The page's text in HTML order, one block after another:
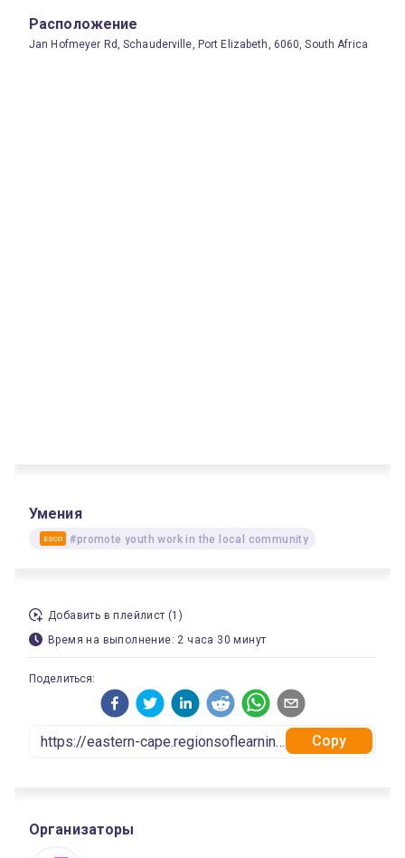
Расположение
Jan Hofmeyer Rd, Schauderville, Port Elizabeth, 6060, South Africa
Умения
ESCO #promote youth work in the local community
Добавить в плейлист (1)
Время на выполнение: 2 часа 30 минут
Поделиться:
Copy
Организаторы